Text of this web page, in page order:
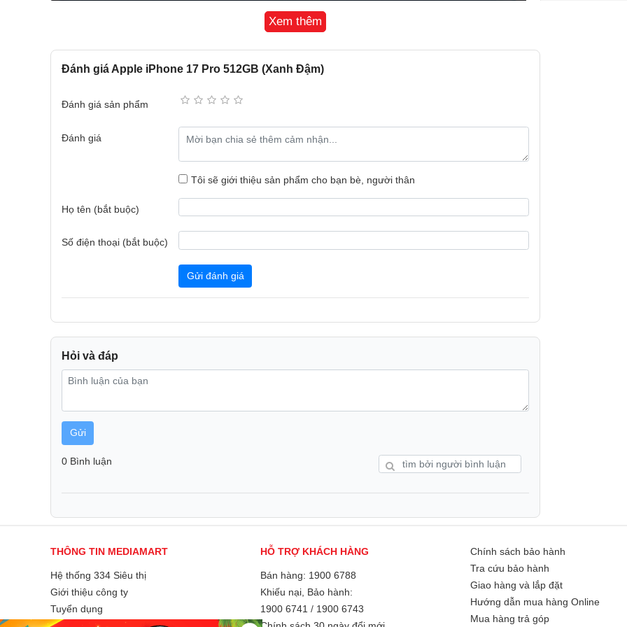
Xem thêm
Đánh giá Apple iPhone 17 Pro 512GB (Xanh Đậm)
Đánh giá sản phẩm
Đánh giá
Tôi sẽ giới thiệu sản phẩm cho bạn bè, người thân
Họ tên (bắt buộc)
Số điện thoại (bắt buộc)
Gửi đánh giá
Hỏi và đáp
Gửi
0 Bình luận
THÔNG TIN MEDIAMART
Hệ thống 334 Siêu thị
Giới thiệu công ty
Tuyển dụng
HỖ TRỢ KHÁCH HÀNG
Bán hàng: 1900 6788
Khiếu nại, Bảo hành:
1900 6741 / 1900 6743
Chính sách bảo hành
Tra cứu bảo hành
Giao hàng và lắp đặt
Hướng dẫn mua hàng Online
Mua hàng trả góp